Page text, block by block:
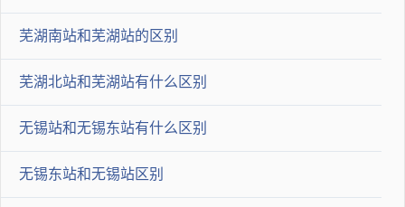
芜湖南站和芜湖站的区别
芜湖北站和芜湖站有什么区别
无锡站和无锡东站有什么区别
无锡东站和无锡站区别